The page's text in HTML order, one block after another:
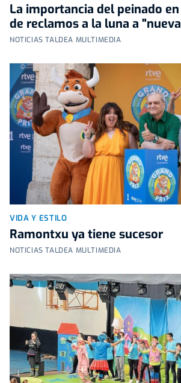
La importancia del peinado
de reclamos a la luna a
NOTICIAS TALDEA MULTIMEDIA
VIDA Y ESTILO
Ramontxu ya tiene sucesor
NOTICIAS TALDEA MULTIMEDIA